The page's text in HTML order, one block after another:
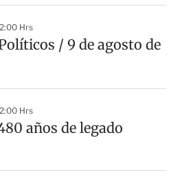
Hrs
/ 9 de agosto de
Hrs
años de legado